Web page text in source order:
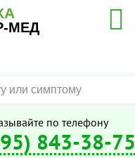
МЕД
по телефону
843-38-75